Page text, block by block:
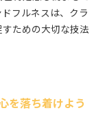
フルネスは、クラ
ための大切な技法
を落ち着けよう